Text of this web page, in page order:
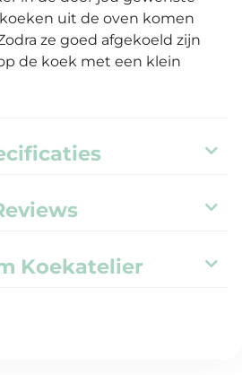
uit de oven komen
ze goed afgekoeld zijn
de koek met een klein
Koekatelier